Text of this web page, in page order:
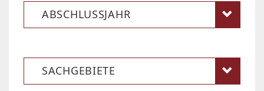
ABSCHLUSSJAHR
SACHGEBIETE